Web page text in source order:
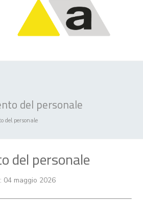
del personale
del personale
del personale
04 maggio 2026